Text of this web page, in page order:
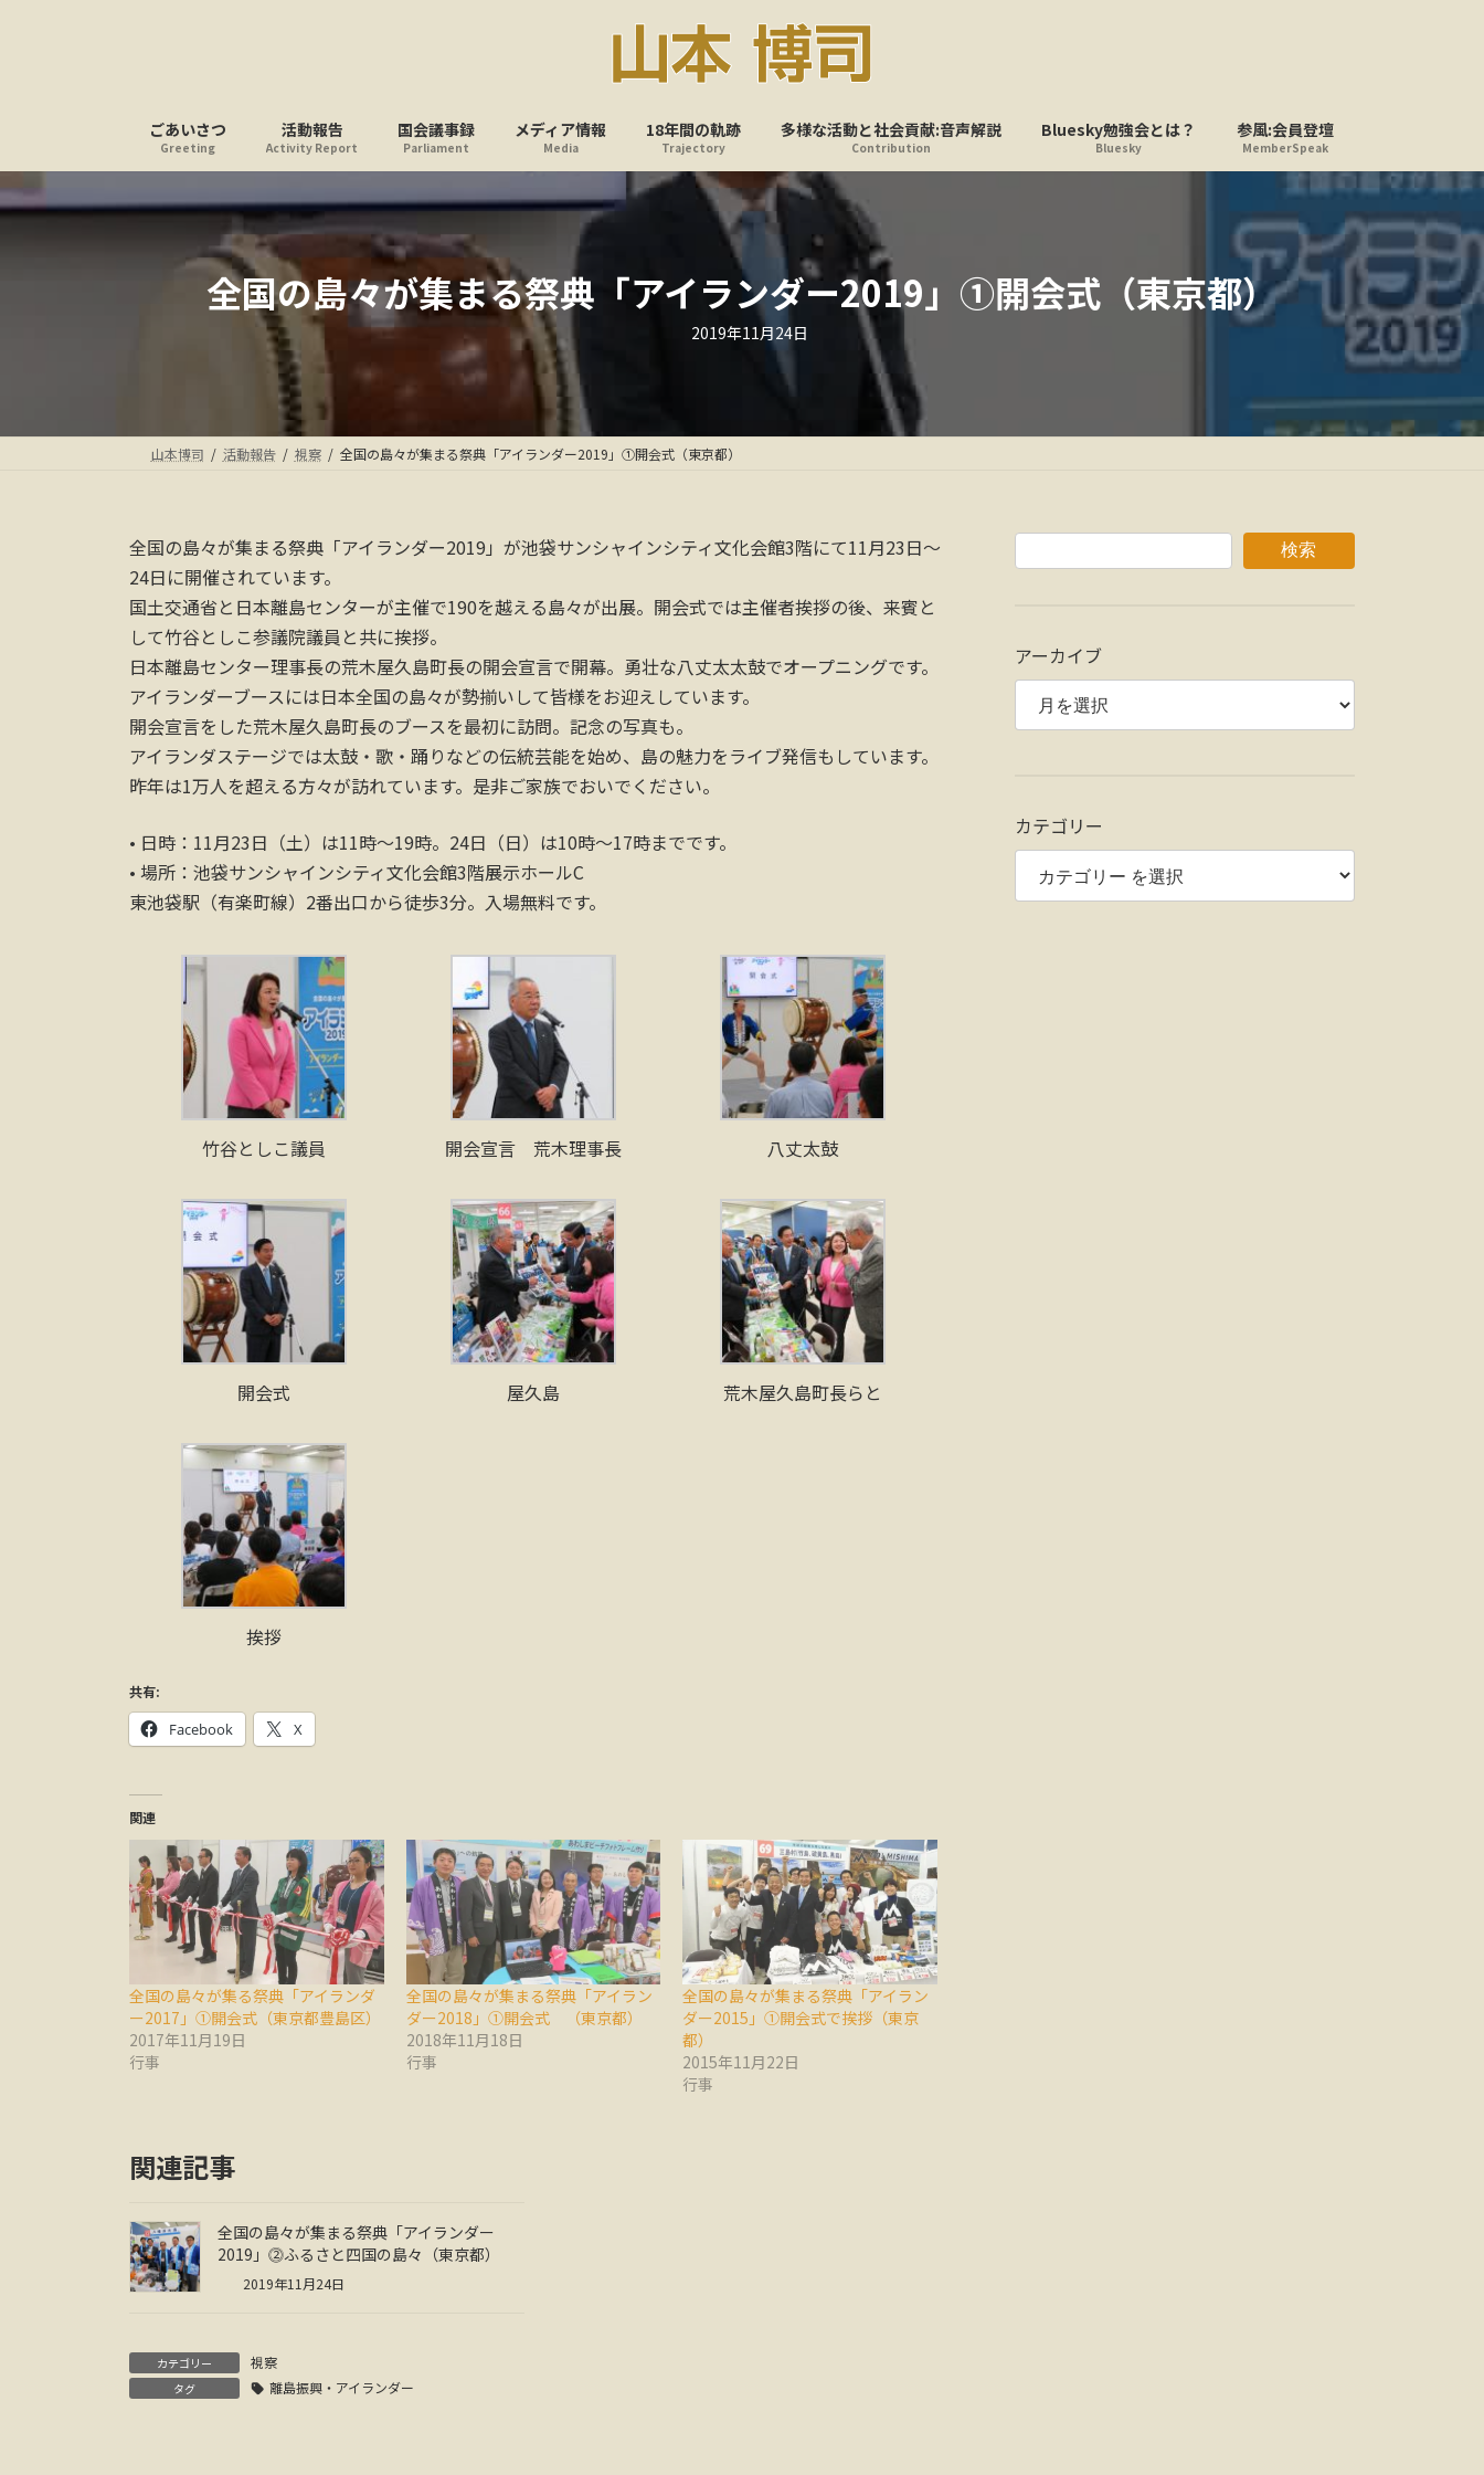
ス
キ
ッ
ン
に
移
ごあいさつ
Greeting
活動報告
Activity Report
国会議事録
Parliament
メディア情報
Media
18年間の軌跡
Trajectory
多様な活動と社会貢献:音声解説
Contribution
Bluesky勉強会とは？
Bluesky
参風:会員登壇
MemberSpeak
全国の島々が集まる祭典「アイランダー2019」①開会式（東京都）
最
終
2019年11月24日
山本博司 活動報告 視察 全国の島々が集まる祭典「アイランダー2019」①開会式（東京都）
全国の島々が集まる祭典「アイランダー2019」が池袋サンシャインシティ文化会館3階にて11月23日～
24日に開催されています。
国土交通省と日本離島センターが主催で190を越える島々が出展。開会式では主催者挨拶の後、来賓と
して竹谷としこ参議院議員と共に挨拶。
日本離島センター理事長の荒木屋久島町長の開会宣言で開幕。勇壮な八丈太太鼓でオープニングです。
アイランダーブースには日本全国の島々が勢揃いして皆様をお迎えしています。
開会宣言をした荒木屋久島町長のブースを最初に訪問。記念の写真も。
アイランダステージでは太鼓・歌・踊りなどの伝統芸能を始め、島の魅力をライブ発信もしています。
昨年は1万人を超える方々が訪れています。是非ご家族でおいでください。
• 日時：11月23日（土）は11時〜19時。24日（日）は10時〜17時までです。
• 場所：池袋サンシャインシティ文化会館3階展示ホールC
東池袋駅（有楽町線）2番出口から徒歩3分。入場無料です。
竹谷としこ議員 開会宣言 荒木理事長 八丈太鼓
開会式 屋久島 荒木屋久島町長らと
挨拶
共有:
Facebook X
関連
全国の島々が集る祭典「アイランダ
ー2017」①開会式（東京都豊島区）
2017年11月19日
行事
全国の島々が集まる祭典「アイラン
ダー2018」①開会式 （東京都）
2018年11月18日
行事
全国の島々が集まる祭典「アイラン
ダー2015」①開会式で挨拶（東京
都）
2015年11月22日
行事
関連記事
全国の島々が集まる祭典「アイランダー
2019」⓶ふるさと四国の島々（東京都）
2019年11月24日
カテゴリー 視察
タグ 離島振興・アイランダー
検索
アーカイブ
カテゴリー